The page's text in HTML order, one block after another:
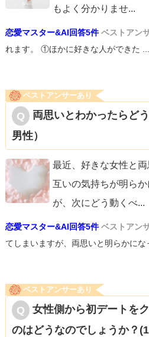
もよく分かりませ...
恋愛マスター&AI回答5件 ベストアン
れます。 ①ほかに好きな人ができた ...
ベストアンサーあり
両思いとわかったらど
男性）
最近、好きな女性と
互いの気持ちが明ら
が、次にどう動くべ...
恋愛マスター&AI回答5件 ベストアン
てしまいますが、両思いと明らかにな
ベストアンサーあり
女性側から初デートを
のはどうなのでしょうか？